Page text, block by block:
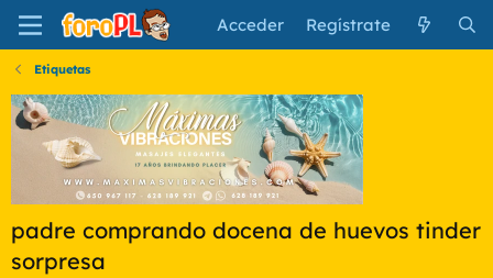
Acceder Regístrate
Etiquetas
padre comprando docena de huevos tinder
sorpresa